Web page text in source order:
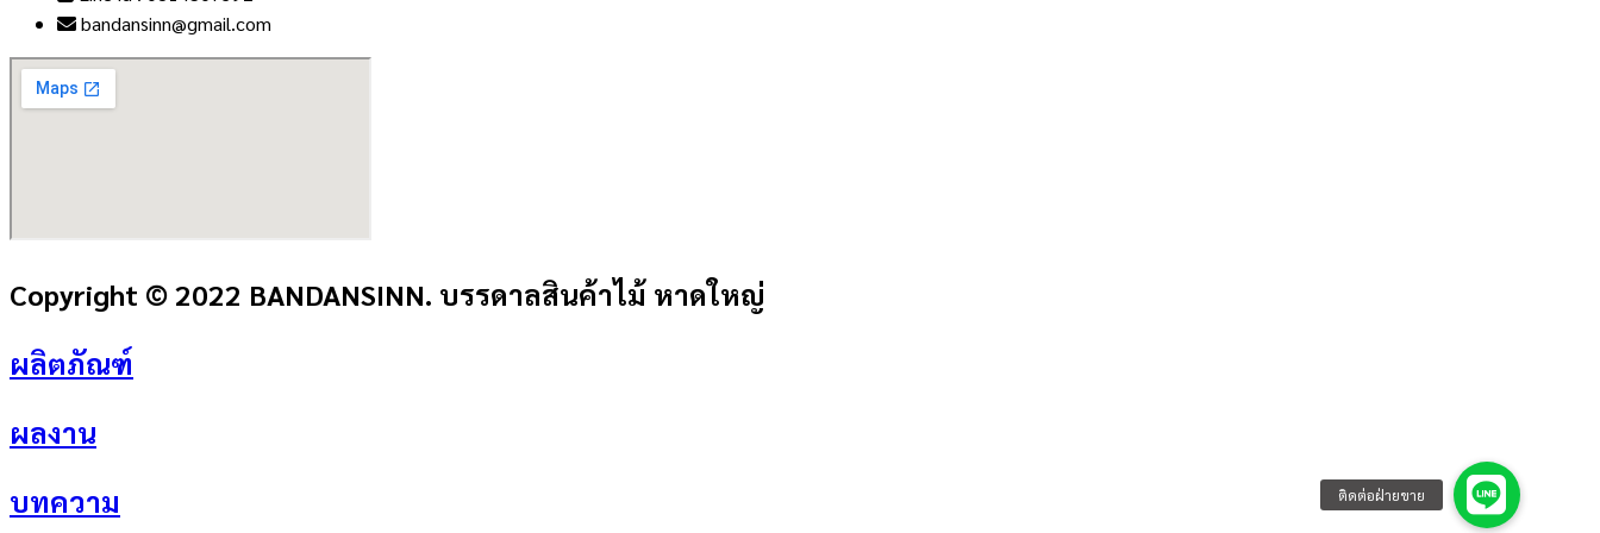
bandansinn@gmail.com
Copyright © 2022 BANDANSINN. บรรดาลสินค้าไม้ หาดใหญ่
ผลิตภัณฑ์
ผลงาน
บทความ